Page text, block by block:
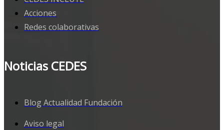
Acciones
Redes colaborativas
Noticias CEDES
Blog Actualidad Fundación
Aviso legal